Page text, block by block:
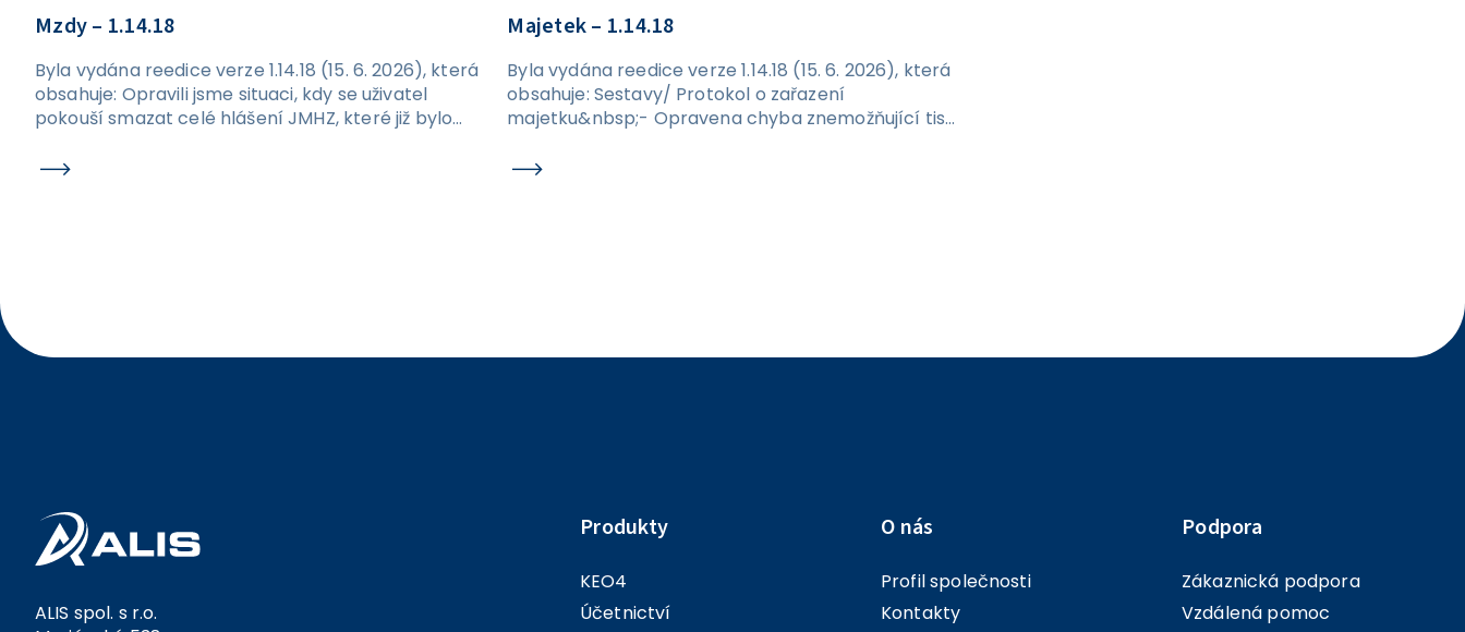
Mzdy – 1.14.18
Byla vydána reedice verze 1.14.18 (15. 6. 2026), která
obsahuje: Opravili jsme situaci, kdy se uživatel
pokouší smazat celé hlášení JMHZ, které již bylo
podání zobrazí hláška a nedojde k promazání dat v
Majetek – 1.14.18
Byla vydána reedice verze 1.14.18 (15. 6. 2026), která
obsahuje: Sestavy/ Protokol o zařazení
majetku&nbsp;- Opravena chyba znemožňující tisk
Transfery / Detail – AU 403 - Odstraněn problém s
ALIS spol. s r.o.
Produkty
KEO4
Účetnictví
O nás
Profil společnosti
Kontakty
Podpora
Zákaznická podpora
Vzdálená pomoc